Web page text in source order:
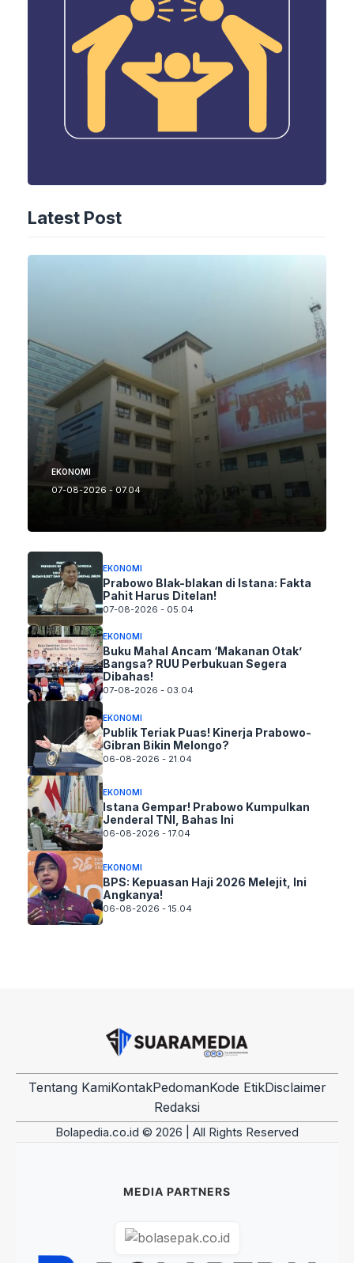
Latest Post
EKONOMI
07-08-2026 - 07.04
EKONOMI
Prabowo Blak-blakan di Istana: Fakta
Pahit Harus Ditelan!
07-08-2026 - 05.04
EKONOMI
Buku Mahal Ancam ‘Makanan Otak’
Bangsa? RUU Perbukuan Segera
Dibahas!
07-08-2026 - 03.04
EKONOMI
Publik Teriak Puas! Kinerja Prabowo-
Gibran Bikin Melongo?
06-08-2026 - 21.04
EKONOMI
Istana Gempar! Prabowo Kumpulkan
Jenderal TNI, Bahas Ini
06-08-2026 - 17.04
EKONOMI
BPS: Kepuasan Haji 2026 Melejit, Ini
Angkanya!
06-08-2026 - 15.04
Tentang KamiKontakPedomanKode EtikDisclaimer
Redaksi
Bolapedia.co.id © 2026 | All Rights Reserved
MEDIA PARTNERS